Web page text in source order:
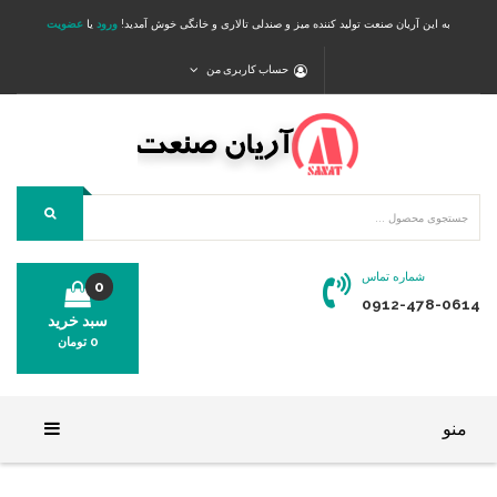
به این آریان صنعت تولید کننده میز و صندلی تالاری و خانگی خوش آمدید! ورود یا عضویت
حساب کاربری من
شماره تماس
0912-478-0614
سبد خرید
0
0 تومان
منو